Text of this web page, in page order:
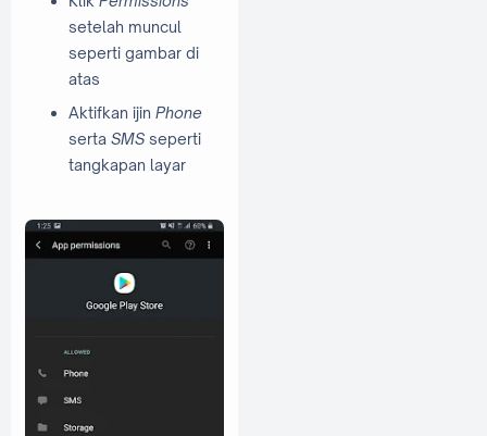
setelah muncul
seperti gambar di
atas
Aktifkan ijin Phone
serta SMS seperti
tangkapan layar